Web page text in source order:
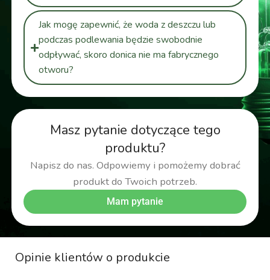
Masz pytanie dotyczące tego
produktu?
Napisz do nas. Odpowiemy i pomożemy dobrać
produkt do Twoich potrzeb.
Mam pytanie
Jak mogę zapewnić, że woda z deszczu lub
podczas podlewania będzie swobodnie
odpływać, skoro donica nie ma fabrycznego
otworu?
Opinie klientów o produkcie